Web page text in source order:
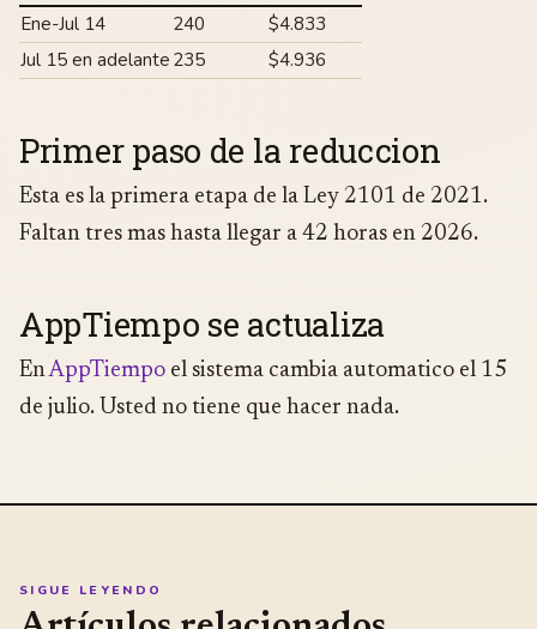
Ene-Jul 14
240
$4.833
Jul 15 en adelante 235 $4.936
Primer paso de la reduccion
Esta es la primera etapa de la Ley 2101 de 2021.
Faltan tres mas hasta llegar a 42 horas en 2026.
AppTiempo se actualiza
EnAppTiempo el sistema cambia automatico el 15
de julio. Usted no tiene que hacer nada.
SIGUE LEYENDO